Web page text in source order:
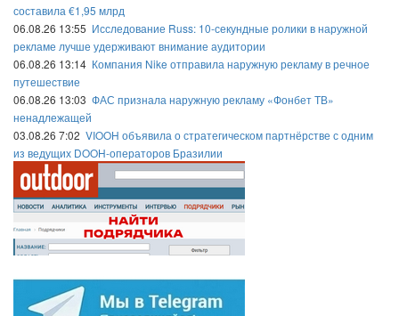
составила €1,95 млрд
06.08.26 13:55 Исследование Russ: 10-секундные ролики в наружной
рекламе лучше удерживают внимание аудитории
06.08.26 13:14 Компания Nike отправила наружную рекламу в речное
путешествие
06.08.26 13:03 ФАС признала наружную рекламу «Фонбет ТВ»
ненадлежащей
03.08.26 7:02 VIOOH объявила о стратегическом партнёрстве с одним
из ведущих DOOH-операторов Бразилии